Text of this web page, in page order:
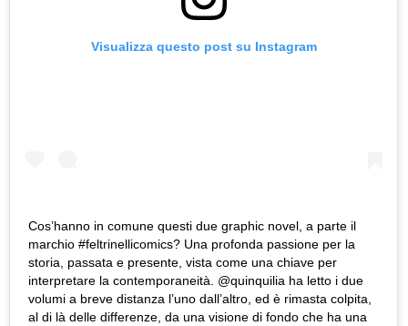
Visualizza questo post su Instagram
Cos’hanno in comune questi due graphic novel, a parte il
marchio #feltrinellicomics? Una profonda passione per la
storia, passata e presente, vista come una chiave per
interpretare la contemporaneità. @quinquilia ha letto i due
volumi a breve distanza l’uno dall’altro, ed è rimasta colpita,
al di là delle differenze, da una visione di fondo che ha una